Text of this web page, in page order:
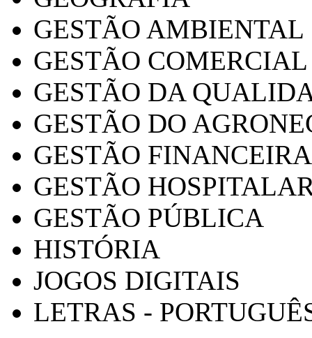
GESTÃO AMBIENTAL
GESTÃO COMERCIAL
GESTÃO DA
GESTÃO DO
GESTÃO FINANCEIRA
GESTÃO
GESTÃO PÚBLICA
HISTÓRIA
JOGOS DIGITAIS
LETRAS -